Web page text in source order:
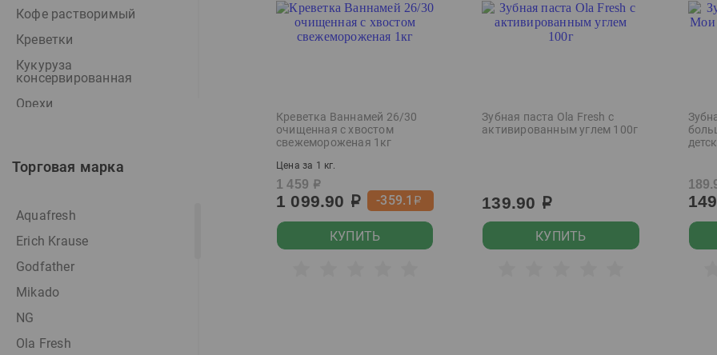
Кофе растворимый
Креветки
Кукуруза
консервированная
Орехи
принадлежности
Рис
Ром
Свечи
Семена
Торговая марка
Aquafresh
Erich Krause
Godfather
Mikado
NG
Ola Fresh
Креветка Ваннамей 26/30
очищенная с хвостом
свежемороженая 1кг
Цена за 1 кг.
1 459 р
1 099.90 р -359.1 р
КУПИТЬ
Зубная паста Ola Fresh с
активированным углем 100г
139.90 р
КУПИТЬ